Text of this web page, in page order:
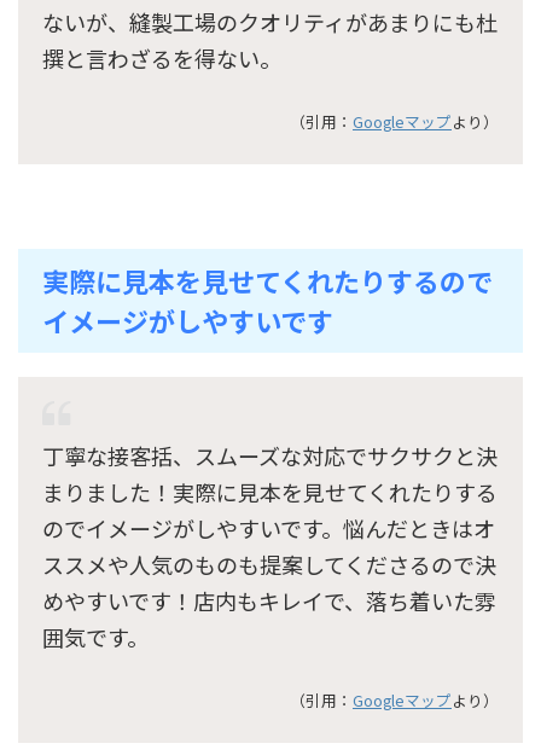
ないが、縫製工場のクオリティがあまりにも杜
撰と言わざるを得ない。
（引用： Googleマップより）
実際に見本を見せてくれたりするので
イメージがしやすいです
丁寧な接客括、スムーズな対応でサクサクと決
まりました！実際に見本を見せてくれたりする
のでイメージがしやすいです。悩んだときはオ
ススメや人気のものも提案してくださるので決
めやすいです！店内もキレイで、落ち着いた雰
囲気です。
（引用： Googleマップより）